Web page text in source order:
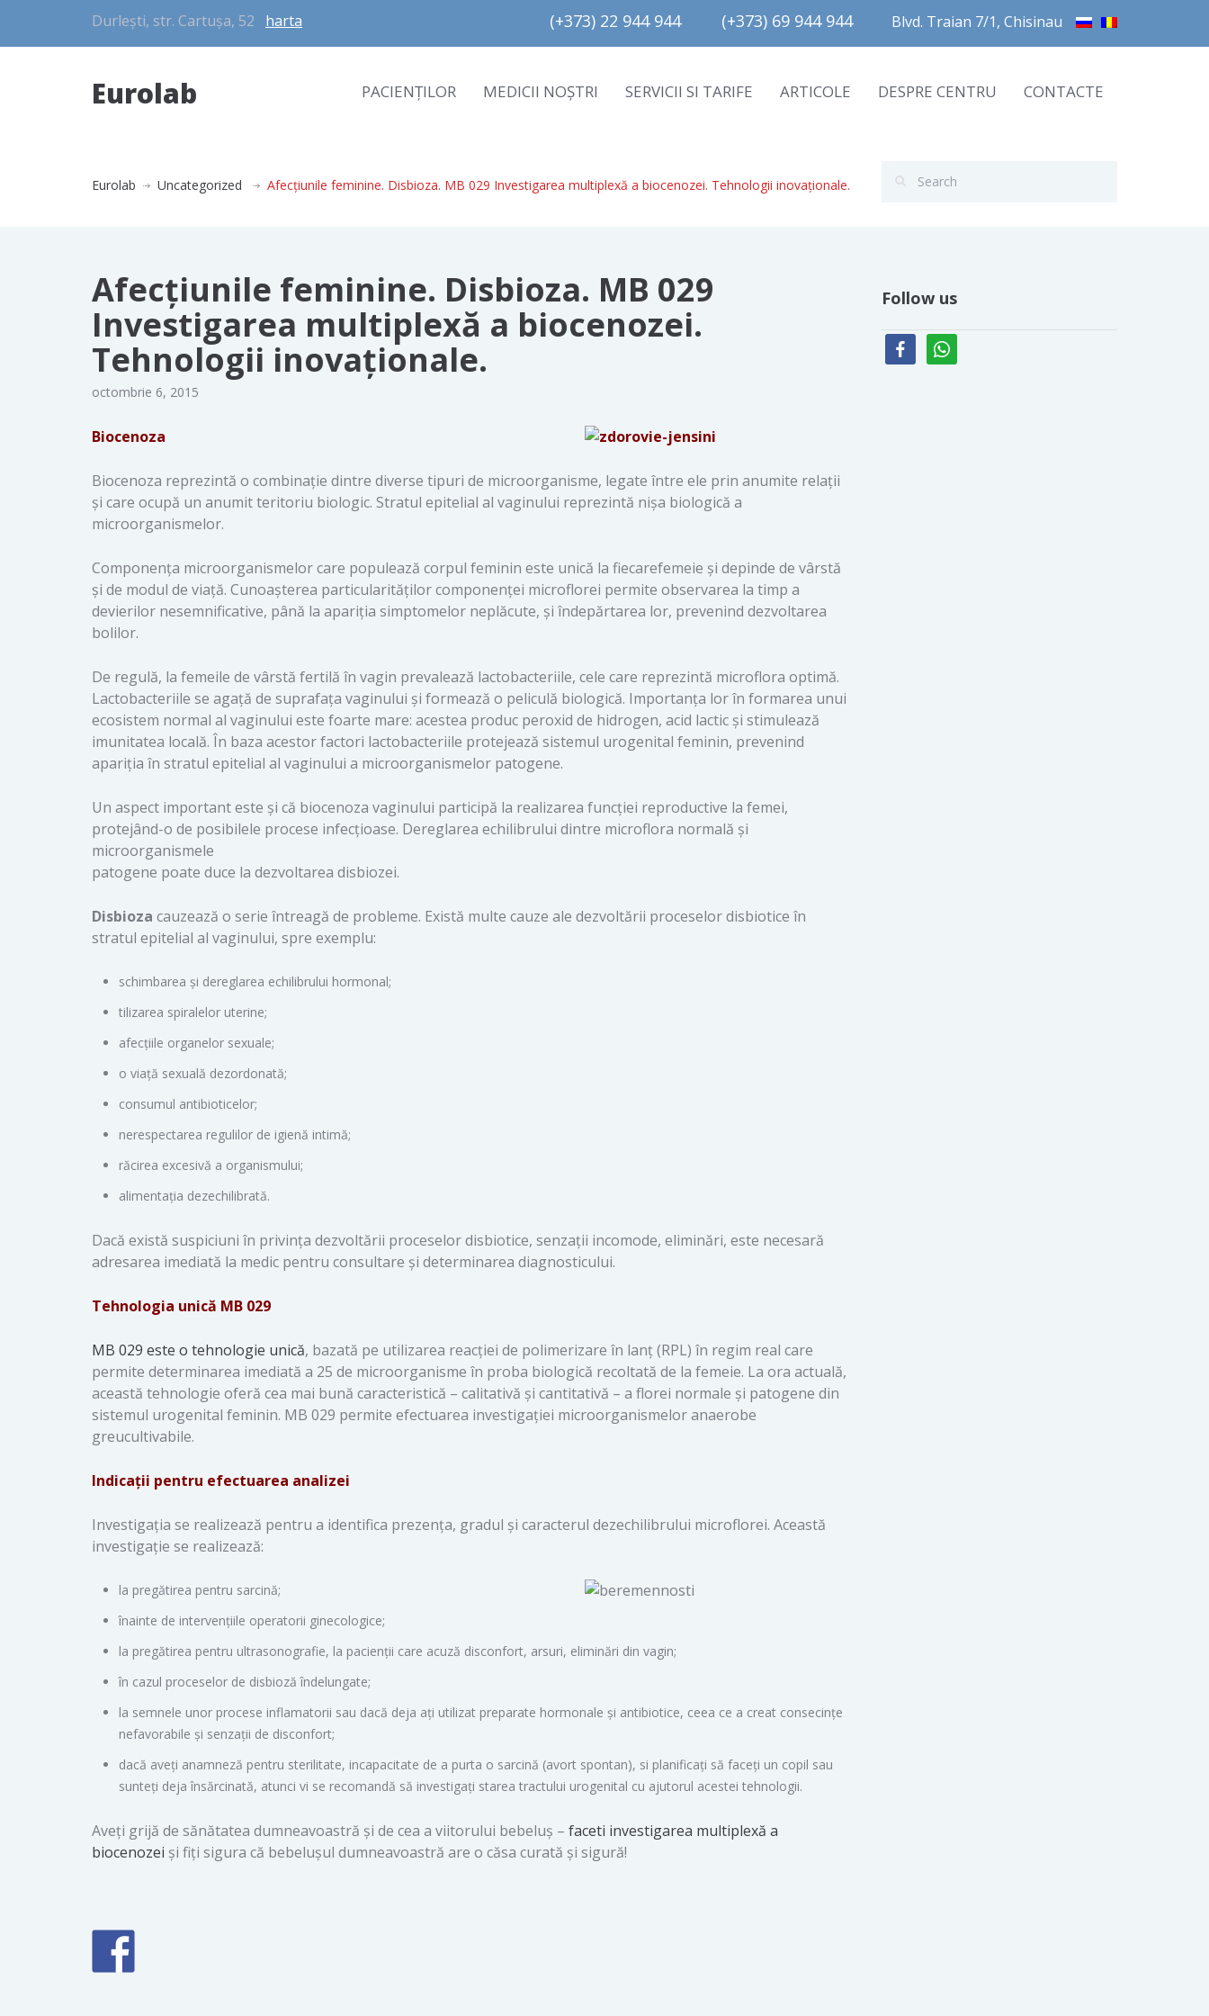
Durlești, str. Cartușa, 52 harta (+373) 22 944 944         (+373) 69 944 944 Blvd. Traian 7/1, Chisinau
Eurolab PACIENȚILOR MEDICII NOȘTRI SERVICII SI TARIFE ARTICOLE DESPRE CENTRU CONTACTE
Eurolab Uncategorized Afecțiunile feminine. Disbioza. MB 029 Investigarea multiplexă a biocenozei. Tehnologii inovaționale.
Afecțiunile feminine. Disbioza. MB 029
Investigarea multiplexă a biocenozei.
Tehnologii inovaționale.
octombrie 6, 2015
Biocenoza
Biocenoza reprezintă o combinație dintre diverse tipuri de microorganisme, legate între ele prin anumite relații
și care ocupă un anumit teritoriu biologic. Stratul epitelial al vaginului reprezintă nișa biologică a
microorganismelor.
Componența microorganismelor care populează corpul feminin este unică la fiecarefemeie și depinde de vârstă
și de modul de viață. Cunoașterea particularităților componenței microflorei permite observarea la timp a
devierilor nesemnificative, până la apariția simptomelor neplăcute, și îndepărtarea lor, prevenind dezvoltarea
bolilor.
De regulă, la femeile de vârstă fertilă în vagin prevalează lactobacteriile, cele care reprezintă microflora optimă.
Lactobacteriile se agață de suprafața vaginului și formează o peliculă biologică. Importanța lor în formarea unui
ecosistem normal al vaginului este foarte mare: acestea produc peroxid de hidrogen, acid lactic și stimulează
imunitatea locală. În baza acestor factori lactobacteriile protejează sistemul urogenital feminin, prevenind
apariția în stratul epitelial al vaginului a microorganismelor patogene.
Un aspect important este și că biocenoza vaginului participă la realizarea funcției reproductive la femei,
protejând-o de posibilele procese infecțioase. Dereglarea echilibrului dintre microflora normală și
microorganismele
patogene poate duce la dezvoltarea disbiozei.
Disbioza cauzează o serie întreagă de probleme. Există multe cauze ale dezvoltării proceselor disbiotice în
stratul epitelial al vaginului, spre exemplu:
schimbarea și dereglarea echilibrului hormonal;
tilizarea spiralelor uterine;
afecțiile organelor sexuale;
o viață sexuală dezordonată;
consumul antibioticelor;
nerespectarea regulilor de igienă intimă;
răcirea excesivă a organismului;
alimentația dezechilibrată.
Dacă există suspiciuni în privința dezvoltării proceselor disbiotice, senzații incomode, eliminări, este necesară
adresarea imediată la medic pentru consultare și determinarea diagnosticului.
Tehnologia unică MB 029
MB 029 este o tehnologie unică, bazată pe utilizarea reacției de polimerizare în lanț (RPL) în regim real care
permite determinarea imediată a 25 de microorganisme în proba biologică recoltată de la femeie. La ora actuală,
această tehnologie oferă cea mai bună caracteristică – calitativă și cantitativă – a florei normale și patogene din
sistemul urogenital feminin. MB 029 permite efectuarea investigației microorganismelor anaerobe
greucultivabile.
Indicații pentru efectuarea analizei
Investigația se realizează pentru a identifica prezența, gradul și caracterul dezechilibrului microflorei. Această
investigație se realizează:
la pregătirea pentru sarcină;
înainte de intervențiile operatorii ginecologice;
la pregătirea pentru ultrasonografie, la pacienții care acuză disconfort, arsuri, eliminări din vagin;
în cazul proceselor de disbioză îndelungate;
la semnele unor procese inflamatorii sau dacă deja ați utilizat preparate hormonale și antibiotice, ceea ce a creat consecințe
nefavorabile și senzații de disconfort;
dacă aveți anamneză pentru sterilitate, incapacitate de a purta o sarcină (avort spontan), si planificați să faceți un copil sau
sunteți deja însărcinată, atunci vi se recomandă să investigați starea tractului urogenital cu ajutorul acestei tehnologii.
Aveți grijă de sănătatea dumneavoastră și de cea a viitorului bebeluș – faceti investigarea multiplexă a
biocenozei și fiți sigura că bebelușul dumneavoastră are o căsa curată și sigură!
Follow us
facebookwhatsapp